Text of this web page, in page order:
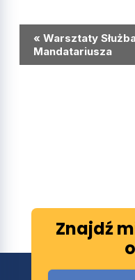
Wydarzenie
Nawigacja
« Warsztaty
Mandatariusza
Znajdź